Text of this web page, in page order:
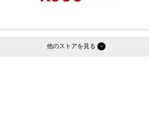
他のストア